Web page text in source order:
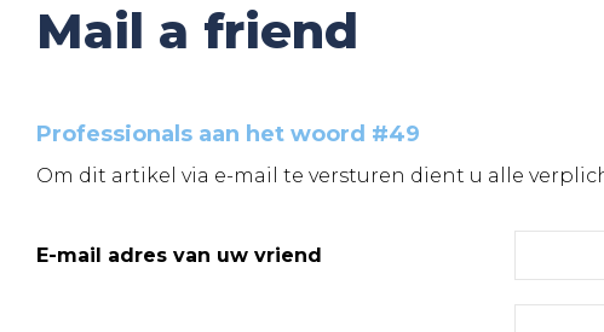
Mail a friend
Professionals aan het woord #49
Om dit artikel via e-mail te versturen dient u alle
E-mail adres van uw vriend